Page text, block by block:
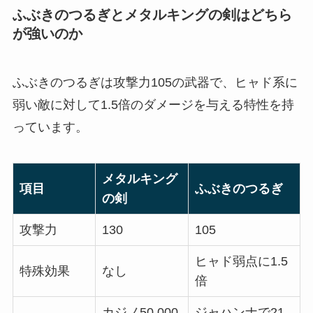
ふぶきのつるぎとメタルキングの剣はどちら
が強いのか
ふぶきのつるぎは攻撃力105の武器で、ヒャド系に
弱い敵に対して1.5倍のダメージを与える特性を持
っています。
項目
メタルキング
の剣
ふぶきのつるぎ
攻撃力 130 105
特殊効果 なし
ヒャド弱点に1.5
倍